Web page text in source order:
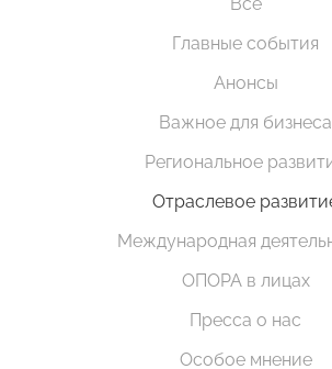
Главные события
Анонсы
Важное для бизнеса
Региональное
Отраслевое
Международная
ОПОРА в лицах
Пресса о нас
Особое мнение